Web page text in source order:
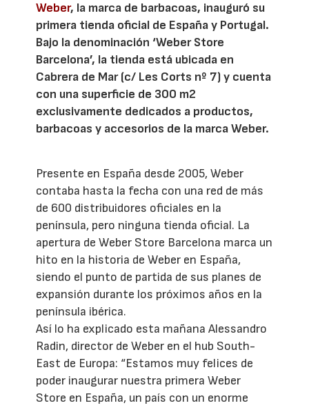
Weber, la marca de barbacoas, inauguró su
primera tienda oficial de España y Portugal.
Bajo la denominación ‘Weber Store
Barcelona’, la tienda está ubicada en
Cabrera de Mar (c/ Les Corts nº 7) y cuenta
con una superficie de 300 m2
exclusivamente dedicados a productos,
barbacoas y accesorios de la marca Weber.
Presente en España desde 2005, Weber
contaba hasta la fecha con una red de más
de 600 distribuidores oficiales en la
península, pero ninguna tienda oficial. La
apertura de Weber Store Barcelona marca un
hito en la historia de Weber en España,
siendo el punto de partida de sus planes de
expansión durante los próximos años en la
península ibérica.
Así lo ha explicado esta mañana Alessandro
Radin, director de Weber en el hub South-
East de Europa: “Estamos muy felices de
poder inaugurar nuestra primera Weber
Store en España, un país con un enorme